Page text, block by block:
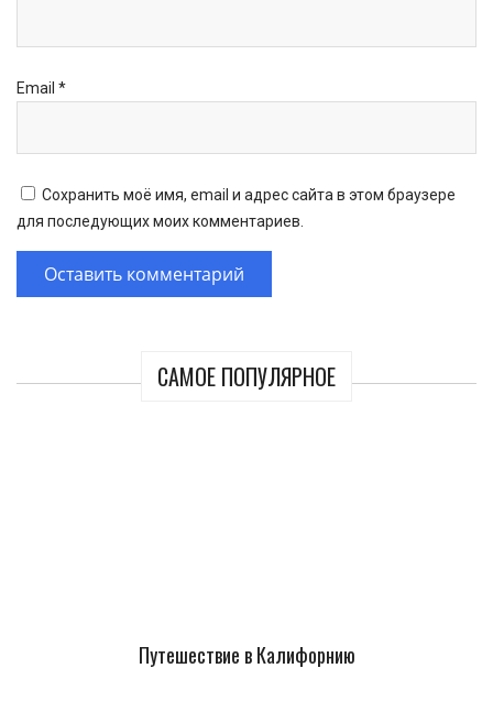
САМОЕ ПОПУЛЯРНОЕ
Путешествие в Калифорнию
Email *
Сохранить моё имя, email и адрес сайта в этом браузере
для последующих моих комментариев.